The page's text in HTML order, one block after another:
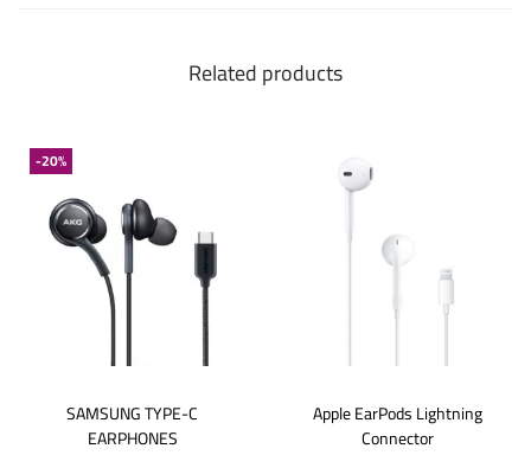
Related products
-20%
SAMSUNG TYPE-C
EARPHONES
Apple EarPods Lightning
Connector